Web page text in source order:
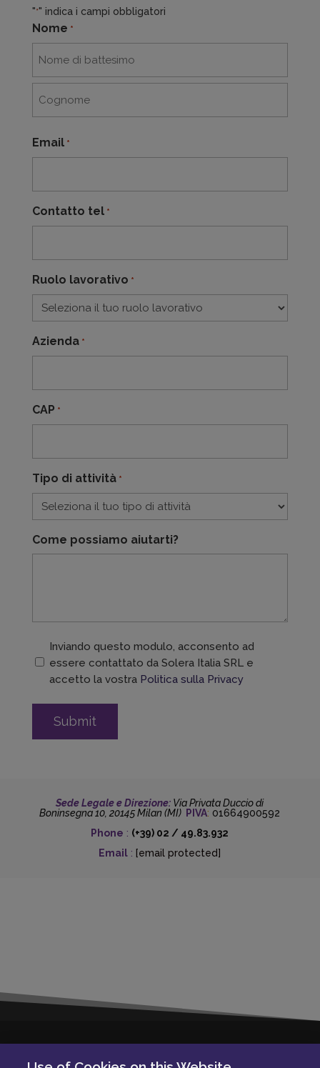
"*" indica i campi obbligatori
Nome *
Nome
Email *
Contatto tel *
Ruolo lavorativo *
Azienda *
CAP *
Tipo di attività *
Come possiamo aiutarti?
consent
*
Inviando questo modulo, acconsento ad
essere contattato da Solera Italia SRL e
accetto la vostra Politica sulla Privacy
Sede Legale e Direzione: Via Privata Duccio di
Boninsegna 10, 20145 Milan (MI) PIVA:01664900592
Phone : (+39) 02 / 49.83.932
Email : [email protected]